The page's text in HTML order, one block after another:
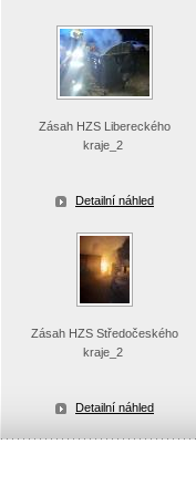
Zásah HZS Libereckého
kraje_2
Detailní náhled
Zásah HZS Středočeského
kraje_2
Detailní náhled